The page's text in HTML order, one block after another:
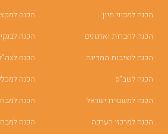
הכנה למכוני מיון
הכנה לחברות וארגונים
הכנה לנציבות המדינה
הכנה לשב"ס
הכנה למשטרת ישראל
הכנה למרכזי הערכה
הכנה
הכנה
הכנה
הכנה
הכנה
הכנה